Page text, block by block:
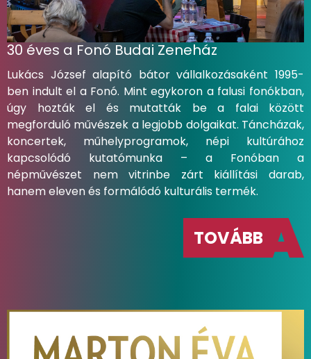
30 éves a Fonó Budai Zeneház
Lukács József alapító bátor vállalkozásaként 1995-
ben indult el a Fonó. Mint egykoron a falusi fonókban,
úgy hozták el és mutatták be a falai között
megforduló művészek a legjobb dolgaikat. Táncházak,
koncertek, műhelyprogramok, népi kultúrához
kapcsolódó kutatómunka – a Fonóban a
népművészet nem vitrinbe zárt kiállítási darab,
hanem eleven és formálódó kulturális termék.
TOVÁBB